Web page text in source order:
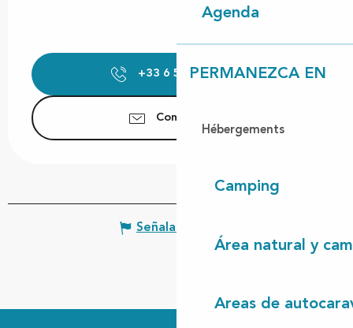
Agenda
PERMANEZCA EN
Hébergements
Camping
Área natural y
Areas de
+33 6 59 19 52▒▒
Contáctenos
Señalar un error